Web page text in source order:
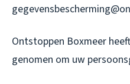
Ontstoppen Boxmeer
genomen om uw